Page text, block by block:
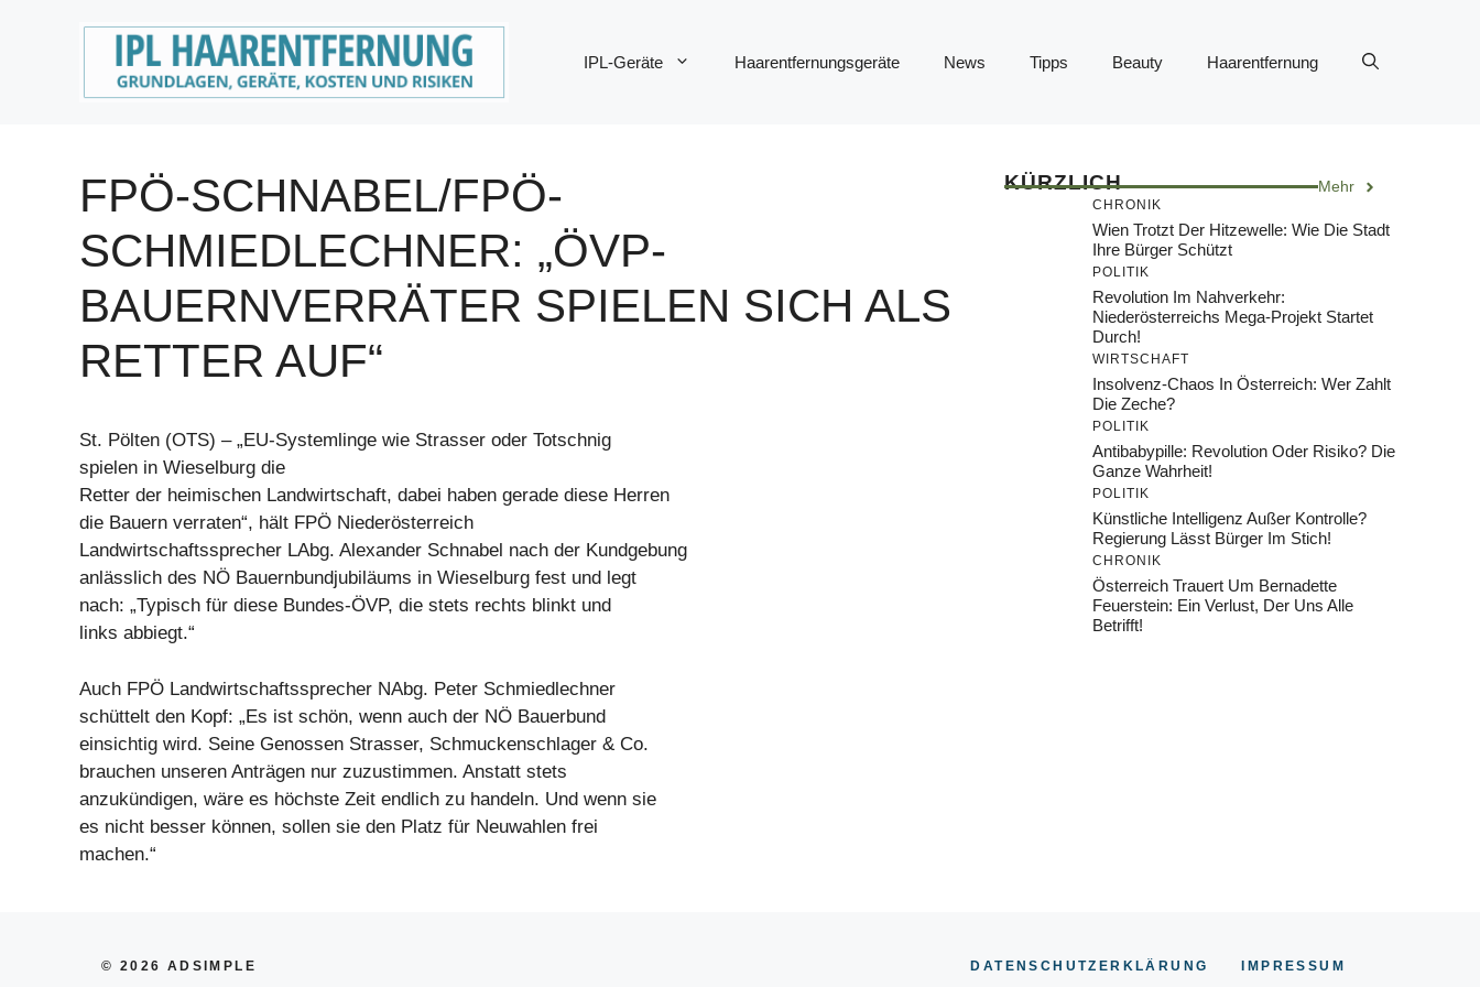
IPL-Geräte Haarentfernungsgeräte News Tipps Beauty Haarentfernung
FPÖ-SCHNABEL/FPÖ-
SCHMIEDLECHNER: „ÖVP-
BAUERNVERRÄTER SPIELEN SICH ALS
RETTER AUF“
St. Pölten (OTS) – „EU-Systemlinge wie Strasser oder Totschnig
spielen in Wieselburg die
Retter der heimischen Landwirtschaft, dabei haben gerade diese Herren
die Bauern verraten“, hält FPÖ Niederösterreich
Landwirtschaftssprecher LAbg. Alexander Schnabel nach der Kundgebung
anlässlich des NÖ Bauernbundjubiläums in Wieselburg fest und legt
nach: „Typisch für diese Bundes-ÖVP, die stets rechts blinkt und
links abbiegt.“
Auch FPÖ Landwirtschaftssprecher NAbg. Peter Schmiedlechner
schüttelt den Kopf: „Es ist schön, wenn auch der NÖ Bauerbund
einsichtig wird. Seine Genossen Strasser, Schmuckenschlager & Co.
brauchen unseren Anträgen nur zuzustimmen. Anstatt stets
anzukündigen, wäre es höchste Zeit endlich zu handeln. Und wenn sie
es nicht besser können, sollen sie den Platz für Neuwahlen frei
machen.“
KÜRZLICH Mehr
CHRONIK
Wien Trotzt Der Hitzewelle: Wie Die Stadt
Ihre Bürger Schützt
POLITIK
Revolution Im Nahverkehr:
Niederösterreichs Mega-Projekt Startet
Durch!
WIRTSCHAFT
Insolvenz-Chaos In Österreich: Wer Zahlt
Die Zeche?
POLITIK
Antibabypille: Revolution Oder Risiko? Die
Ganze Wahrheit!
POLITIK
Künstliche Intelligenz Außer Kontrolle?
Regierung Lässt Bürger Im Stich!
CHRONIK
Österreich Trauert Um Bernadette
Feuerstein: Ein Verlust, Der Uns Alle
Betrifft!
© 2026 ADSIMPLE DATENSCHUTZERKLÄRUNG IMPRESSU M